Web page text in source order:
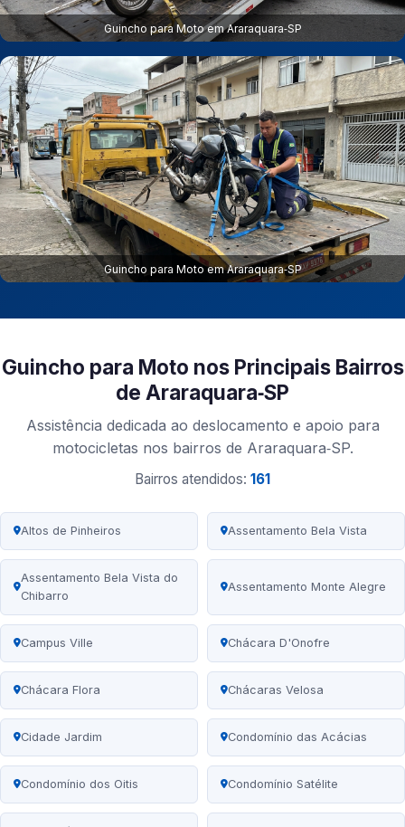
Guincho para Moto em Araraquara‑SP
Guincho para Moto em Araraquara‑SP
Guincho para Moto nos Principais Bairros
de Araraquara‑SP
Assistência dedicada ao deslocamento e apoio para
motocicletas nos bairros de Araraquara‑SP.
Bairros atendidos: 161
Altos de Pinheiros Assentamento Bela Vista
Assentamento Bela Vista do
Chibarro
Assentamento Monte Alegre
Campus Ville Chácara D'Onofre
Chácara Flora Chácaras Velosa
Cidade Jardim Condomínio das Acácias
Condomínio dos Oitis Condomínio Satélite